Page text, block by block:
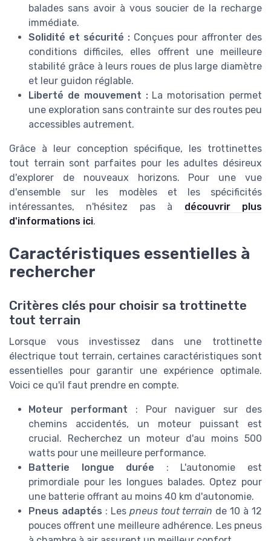
balades sans avoir à vous soucier de la recharge
immédiate.
Solidité et sécurité : Conçues pour affronter des
conditions difficiles, elles offrent une meilleure
stabilité grâce à leurs roues de plus large diamètre
et leur guidon réglable.
Liberté de mouvement :La motorisation permet
une exploration sans contrainte sur des routes peu
accessibles autrement.
Grâce à leur conception spécifique, les trottinettes
tout terrain sont parfaites pour les adultes désireux
d'explorer de nouveaux horizons. Pour une vue
d'ensemble sur les modèles et les spécificités
intéressantes, n'hésitez pas à découvrir plus
d'informations ici.
Caractéristiques essentielles à
rechercher
Critères clés pour choisir sa trottinette
tout terrain
Lorsque vous investissez dans une trottinette
électrique tout terrain, certaines caractéristiques sont
essentielles pour garantir une expérience optimale.
Voici ce qu'il faut prendre en compte.
Moteur performant : Pour naviguer sur des
chemins accidentés, un moteur puissant est
crucial. Recherchez un moteur d'au moins 500
watts pour une meilleure performance.
Batterie longue durée : L'autonomie est
primordiale pour les longues balades. Optez pour
une batterie offrant au moins 40 km d'autonomie.
Pneus adaptés : Les pneus tout terrain de 10 à 12
pouces offrent une meilleure adhérence. Les pneus